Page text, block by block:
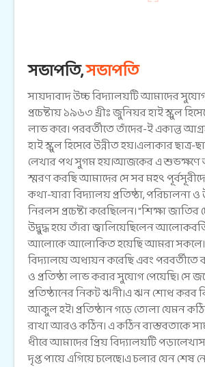
সভাপতি,সভাপতি
সায়দাবাদ উচ্চ বিদ্যালয়টি আমাদের
প্রচেষ্টায় ১৯৬৩ খ্রীঃ জুনিয়র হাই স্কুল
লাভ করে। পরবর্তীতে তাঁদের-ই একান্ত
হাই স্কুল হিসেবে উন্নীত হয়।এলাকার ছাত্র-
লেখার পথ সুগম হয়।আজকের এ শুভক্ষণে
স্মরণ করছি আমাদের সে সব মহৎ
কথা-যারা বিদ্যালয় প্রতিষ্ঠা, পরিচালনা
নিরলস প্রচেষ্টা করেছিলেন। "শিক্ষা জাতির
উদ্বুদ্ধ হয়ে তাঁরা জ্বালিয়েছিলেন
আলোকে আলোকিত হয়েছি আমরা
বিদ্যালয়ে অধ্যয়ন করেছি এবং পরবর্তীতে
ও প্রতিষ্ঠা লাভ করার সুযোগ পেয়েছি। সে
প্রতিষ্ঠানের নিকট ঋনী।এ ঋন শোধ করব
আকুল হই। প্রতিষ্ঠান গড়ে তোলা যেমন
রাখা আরও কঠিন। এ কঠিন বাস্তবতাকে
ধীরে আমাদের প্রিয় বিদ্যালয়টি
দৃপ্ত পায়ে এগিয়ে চলেছে।এ চলার যেন শেষ